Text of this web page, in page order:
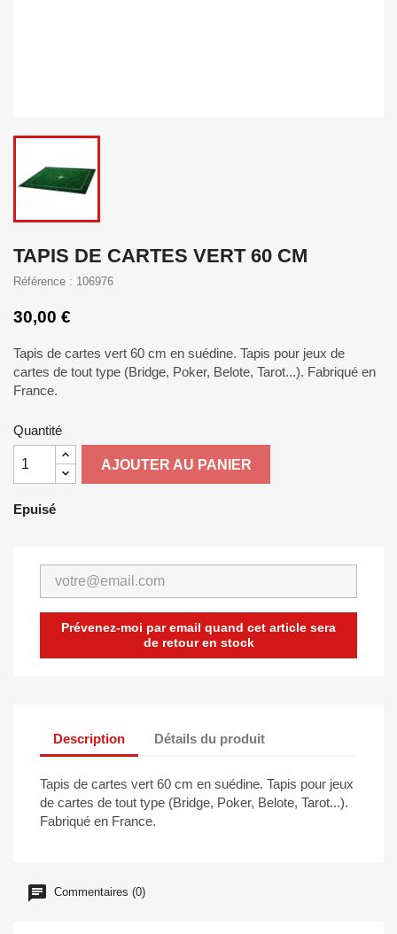
TAPIS DE CARTES VERT 60 CM
Référence : 106976
30,00 €
Tapis de cartes vert 60 cm en suédine. Tapis pour jeux de
cartes de tout type (Bridge, Poker, Belote, Tarot...). Fabriqué en
France.
Quantité
AJOUTER AU PANIER
Epuisé
Prévenez-moi par email quand cet article sera
de retour en stock
Description Détails du produit
Tapis de cartes vert 60 cm en suédine. Tapis pour jeux
de cartes de tout type (Bridge, Poker, Belote, Tarot...).
Fabriqué en France.
Commentaires (0)